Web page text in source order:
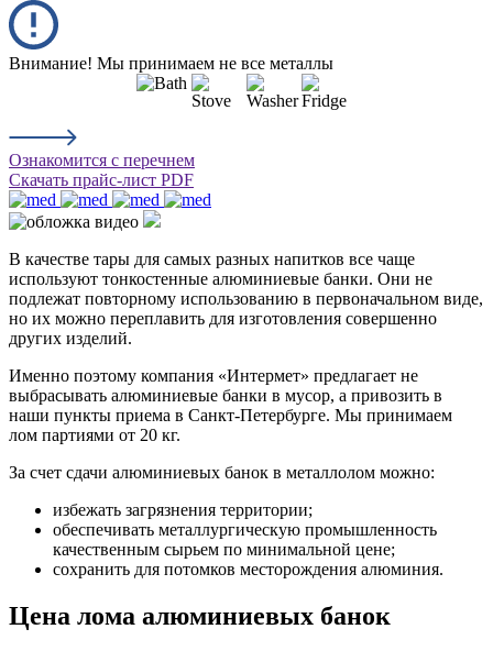
Внимание! Мы принимаем не все металлы
Ознакомится с перечнем
Скачать прайс-лист PDF
В качестве тары для самых разных напитков все чаще
используют тонкостенные алюминиевые банки. Они не
подлежат повторному использованию в первоначальном виде,
но их можно переплавить для изготовления совершенно
других изделий.
Именно поэтому компания «Интермет» предлагает не
выбрасывать алюминиевые банки в мусор, а привозить в
наши пункты приема в Санкт-Петербурге. Мы принимаем
лом партиями от 20 кг.
За счет сдачи алюминиевых банок в металлолом можно:
избежать загрязнения территории;
обеспечивать металлургическую промышленность
качественным сырьем по минимальной цене;
сохранить для потомков месторождения алюминия.
Цена лома алюминиевых банок